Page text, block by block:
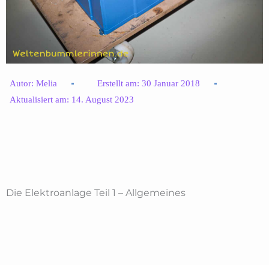
Autor: Melia Erstellt am: 30 Januar 2018
Aktualisiert am: 14. August 2023
Die Elektroanlage Teil 1 – Allgemeines